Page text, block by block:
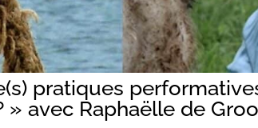
pratiques
» avec Raphaëlle de